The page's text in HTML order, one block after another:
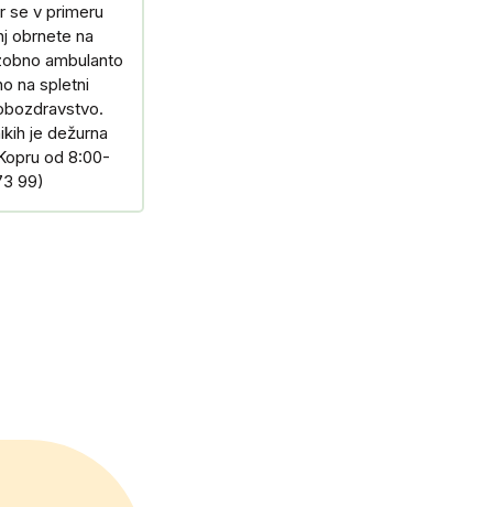
se v primeru
obrnete na
ambulanto
na spletni
je dežurna
od 8:00-
99)